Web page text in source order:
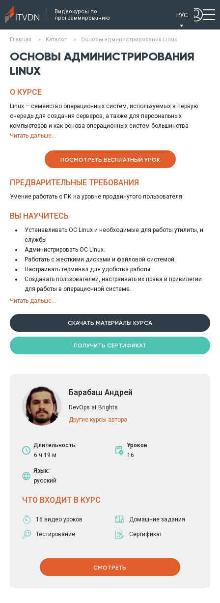
Видеокурсы по
программированию
РУС
Главная > Каталог > Основы администрирования Linux
ОСНОВЫ АДМИНИСТРИРОВАНИЯ
LINUX
О КУРСЕ
Linux – семейство операционных систем, используемых в первую
очередь для создания серверов, а также для персональных
компьютеров и как основа операционных систем большинства
смартфонов.
процессов установки, настройки и работы с данной операционной
системой на примере одной из версий Linux - Ubuntu. Вы
утилитами, необходимыми для каждодневной работы, основами
настройки web-сервера и сервера баз данных на Linux.
Читать дальше...
ПОСМОТРЕТЬ БЕСПЛАТНЫЙ УРОК
ПРЕДВАРИТЕЛЬНЫЕ ТРЕБОВАНИЯ
Умение работать с ПК на уровне продвинутого пользователя
ВЫ НАУЧИТЕСЬ
Устанавливать ОС Linux и необходимые для работы утилиты, и
службы
Администрировать ОС Linux.
Работать с жесткими дисками и файловой системой.
Настраивать терминал для удобства работы.
Создавать пользователей, настраивать их права и привилегии
для работы в операционной системе.
Управлять процессами в системе.
Работать с архиваторами, бэкапами и планировщиком задач.
Настраивать сеть и понимать основы работы сетевых
Организовывать логирование и вести логи.
Выполнять установку и базовую настройку web-server-а и
сервера баз данных.
Читать дальше...
СКАЧАТЬ МАТЕРИАЛЫ КУРСА
ПОЛУЧИТЬ СЕРТИФИКАТ
Барабаш Андрей
DevOps at Brights
Другие курсы автора
Длительность:
6 ч 19 м
Уроков:
16
Язык:
русский
ЧТО ВХОДИТ В КУРС
16 видео уроков Домашние задания
Тестирование Сертификат
СМОТРЕТЬ